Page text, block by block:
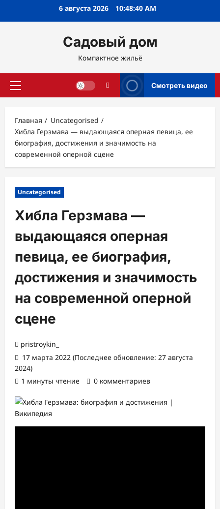
6 августа 2026 10:48:41 AM
Садовый дом
Компактное жильё
Основное
Смотреть видео
Главная
Uncategorised
Хибла Герзмава — выдающаяся оперная певица, ее
биография, достижения и значимость на
современной оперной сцене
Uncategorised
Хибла Герзмава —
выдающаяся оперная
певица, ее биография,
достижения и значимость
на современной оперной
сцене
pristroykin_
17 марта 2022 (Последнее обновление: 27 августа
2024)
1 минуты чтение
0 комментариев